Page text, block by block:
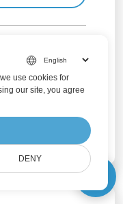
use cookies for
our site, you agree
DENY